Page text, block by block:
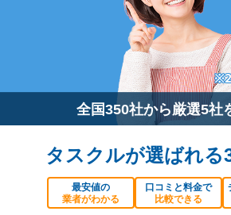
全国350社から厳選5社
タスクルが選ばれる
最安値の
業者がわかる
口コミと料金で
比較できる